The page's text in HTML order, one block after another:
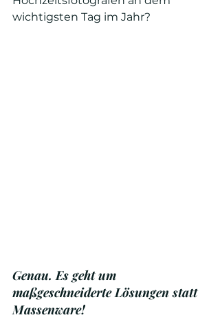
wichtigsten Tag im Jahr?
Genau. Es geht um
maßgeschneiderte Lösungen statt
Massenware!